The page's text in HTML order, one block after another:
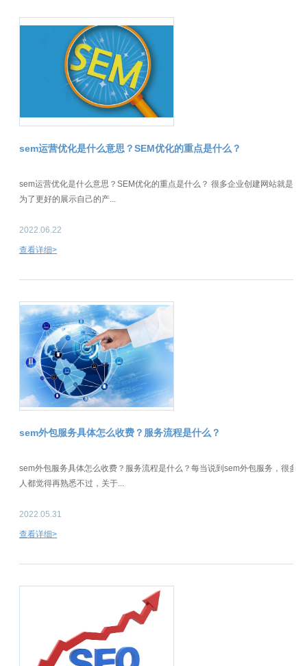
sem运营优化是什么意思？SEM优化的重点是什么？
sem运营优化是什么意思？SEM优化的重点是什么？ 很多企业创建网站就是
为了更好的展示自己的产...
2022.06.22
查看详细>
sem外包服务具体怎么收费？服务流程是什么？
sem外包服务具体怎么收费？服务流程是什么？每当说到sem外包服务，很多
人都觉得再熟悉不过，关于...
2022.05.31
查看详细>